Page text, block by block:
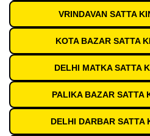
VRINDAVAN SATTA
KOTA BAZAR SATTA
DELHI MATKA SATTA
PALIKA BAZAR SATTA
DELHI DARBAR SATTA